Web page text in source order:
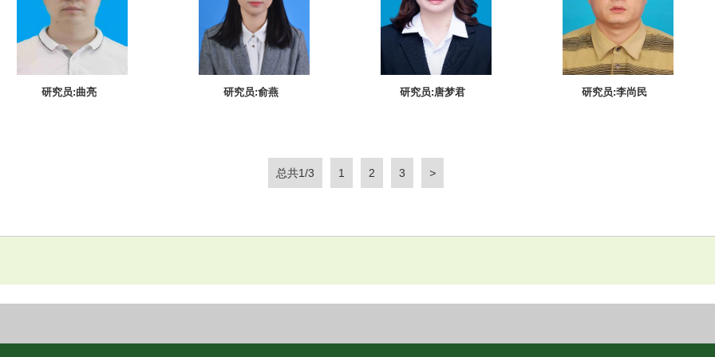
研究员:曲亮 研究员:俞燕 研究员:唐梦君 研究员:李尚民
总共1/3 1 2 3 >